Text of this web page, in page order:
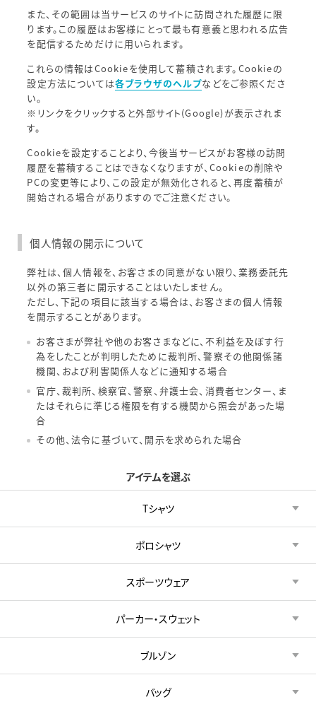
また、その範囲は当サービスのサイトに訪問された履歴に限
ります。この履歴はお客様にとって最も有意義と思われる広告
を配信するためだけに用いられます。
これらの情報はCookieを使用して蓄積されます。Cookieの
設定方法については各ブラウザのヘルプなどをご参照くださ
い。
※リンクをクリックすると外部サイト(Google)が表示されま
す。
Cookieを設定することより、今後当サービスがお客様の訪問
履歴を蓄積することはできなくなりますが、Cookieの削除や
PCの変更等により、この設定が無効化されると、再度蓄積が
開始される場合がありますのでご注意ください。
個人情報の開示について
弊社は、個人情報を、お客さまの同意がない限り、業務委託先
以外の第三者に開示することはいたしません。
ただし、下記の項目に該当する場合は、お客さまの個人情報
を開示することがあります。
お客さまが弊社や他のお客さまなどに、不利益を及ぼす行
為をしたことが判明したために裁判所、警察その他関係諸
機関、および利害関係人などに通知する場合
官庁、裁判所、検察官、警察、弁護士会、消費者センター、ま
たはそれらに準じる権限を有する機関から照会があった場
合
その他、法令に基づいて、開示を求められた場合
アイテムを選ぶ
Tシャツ
ポロシャツ
スポーツウェア
パーカー・スウェット
ブルゾン
バッグ